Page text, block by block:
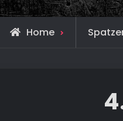
Home